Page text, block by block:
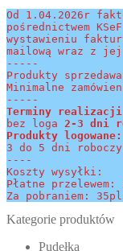
Od 1.04.2026r
pośrednictwem
wystawieniu
mailową wraz z jej
-----
Produkty
Minimalne
-----
Terminy realizacji
bez loga 2-3 dni
Produkty logowane:
3 do 5 dni
----
Koszty wysyłki:
Płatne przelewem:
Za pobraniem:
Kategorie produktów
Pudełka